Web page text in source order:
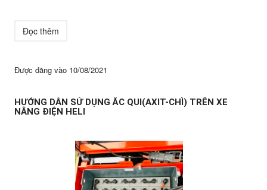
Đọc thêm
Được đăng vào 10/08/2021
HƯỚNG DẪN SỬ DỤNG ẮC QUI(AXIT-CHÌ) TRÊN XE
NÂNG ĐIỆN HELI